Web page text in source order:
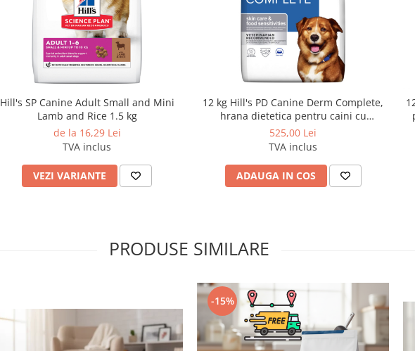
Hill's SP Canine Adult Small and Mini
Lamb and Rice 1.5 kg
de la 16,29 Lei
TVA inclus
VEZI VARIANTE
12 kg Hill's PD Canine Derm Complete,
hrana dietetica pentru caini cu
probleme dermatologice
525,00 Lei
TVA inclus
ADAUGA IN COS
PRODUSE SIMILARE
-15%